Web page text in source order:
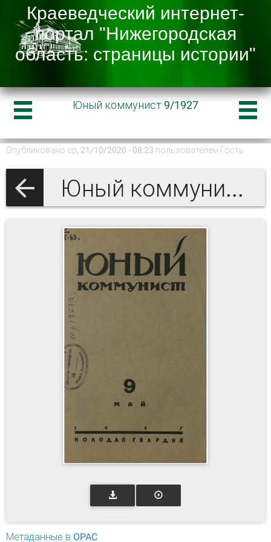
Юный коммунист 9/1927
Опубликовано ср, 21/10/2020 - 08:23 пользователем Гость
Юный коммунист 1927
Метаданные в OPAC